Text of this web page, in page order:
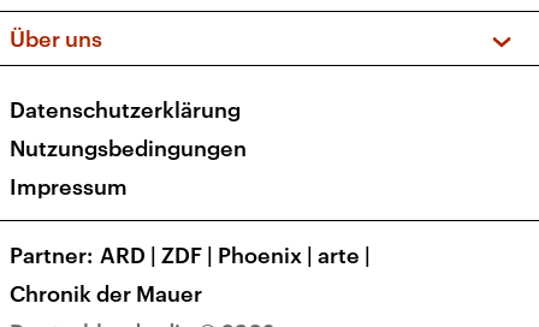
Apps
Newsletter
Veranstaltungen
Social Media
Über uns
Presse
Karriere
Transparenz
Datenschutzerklärung
Nutzungsbedingungen
Impressum
Partner ARD | ZDF | Phoenix | arte |
Chronik der Mauer